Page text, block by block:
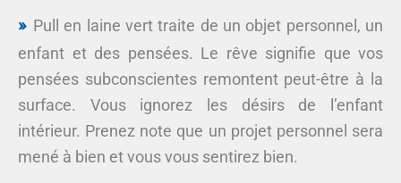
Pull en laine vert traite de un objet personnel, un
enfant et des pensées. Le rêve signifie que vos
pensées subconscientes remontent peut-être à la
surface. Vous ignorez les désirs de l’enfant
intérieur. Prenez note que un projet personnel sera
mené à bien et vous vous sentirez bien.